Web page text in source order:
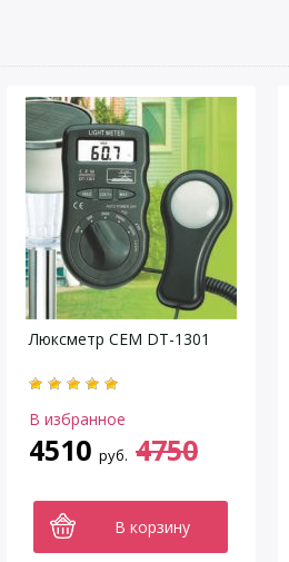
Люксметр CEM DT-1301
В избранное
4510 руб. 4750
В корзину